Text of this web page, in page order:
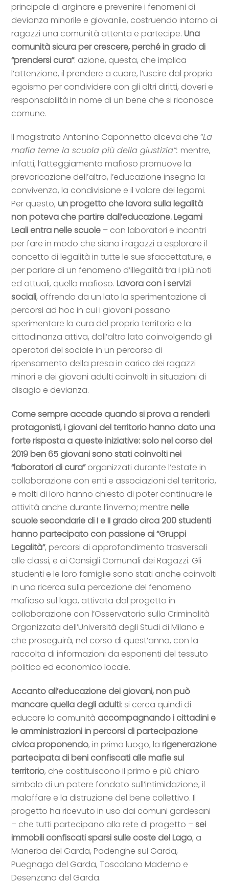
principale di arginare e prevenire i fenomeni di
devianza minorile e giovanile, costruendo intorno ai
ragazzi una comunità attenta e partecipe.Una
comunità sicura per crescere, perché in grado di
“prendersi cura”: azione, questa, che implica
l’attenzione, il prendere a cuore, l’uscire dal proprio
egoismo per condividere con gli altri diritti, doveri e
responsabilità in nome di un bene che si riconosce
comune.
Il magistrato Antonino Caponnetto diceva che “La
mafia teme la scuola più della giustizia”:mentre,
infatti, l’atteggiamento mafioso promuove la
prevaricazione dell’altro, l’educazione insegna la
convivenza, la condivisione e il valore dei legami.
Per questo,un progetto che lavora sulla legalità
non poteva che partire dall’educazione. Legami
Leali entra nelle scuole – con laboratori e incontri
per fare in modo che siano i ragazzi a esplorare il
concetto di legalità in tutte le sue sfaccettature, e
per parlare di un fenomeno d’illegalità tra i più noti
ed attuali, quello mafioso.Lavora con i servizi
sociali, offrendo da un lato la sperimentazione di
percorsi ad hoc in cui i giovani possano
sperimentare la cura del proprio territorio e la
cittadinanza attiva, dall’altro lato coinvolgendo gli
operatori del sociale in un percorso di
ripensamento della presa in carico dei ragazzi
minori e dei giovani adulti coinvolti in situazioni di
disagio e devianza.
Come sempre accade quando si prova a renderli
protagonisti, i giovani del territorio hanno dato una
forte risposta a queste iniziative: solo nel corso del
2019 ben 65 giovani sono stati coinvolti nei
“laboratori di cura”organizzati durante l’estate in
collaborazione con enti e associazioni del territorio,
e molti di loro hanno chiesto di poter continuare le
attività anche durante l’inverno; mentrenelle
scuole secondarie di I e II grado circa 200 studenti
hanno partecipato con passione ai “Gruppi
Legalità”, percorsi di approfondimento trasversali
alle classi, e ai Consigli Comunali dei Ragazzi. Gli
studenti e le loro famiglie sono stati anche coinvolti
in una ricerca sulla percezione del fenomeno
mafioso sul lago, attivata dal progetto in
collaborazione con l’Osservatorio sulla Criminalità
Organizzata dell’Università degli Studi di Milano e
che proseguirà, nel corso di quest’anno, con la
raccolta di informazioni da esponenti del tessuto
politico ed economico locale.
Accanto all’educazione dei giovani, non può
mancare quella degli adulti: si cerca quindi di
educare la comunità accompagnando i cittadini e
le amministrazioni in percorsi di partecipazione
civica proponendo, in primo luogo, larigenerazione
partecipata di beni confiscati alle mafie sul
territorio, che costituiscono il primo e più chiaro
simbolo di un potere fondato sull’intimidazione, il
malaffare e la distruzione del bene collettivo. Il
progetto ha ricevuto in uso dai comuni gardesani
– che tutti partecipano alla rete di progetto –sei
immobili confiscati sparsi sulle coste del Lago, a
Manerba del Garda, Padenghe sul Garda,
Puegnago del Garda, Toscolano Maderno e
Desenzano del Garda.